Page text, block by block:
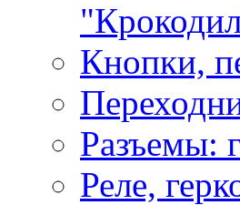
Кнопки,
Разъемы:
Реле,